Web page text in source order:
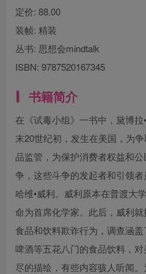
定价: 88.00
装帧: 精装
丛书: 思想会mindtalk
ISBN: 9787520167345
书籍简介
在《试毒小组》一书中，黛博
末20世纪初，发生在美国，为
品监管，为保护消费者权益和
争，这些斗争的发起者和引领
哈维•威利。威利原本在普渡大
命为首席化学家。此后，威利
食品和饮料欺诈行为，调查涵
啤酒等五花八门的食品饮料，
尽的描绘，有些内容骇人听闻